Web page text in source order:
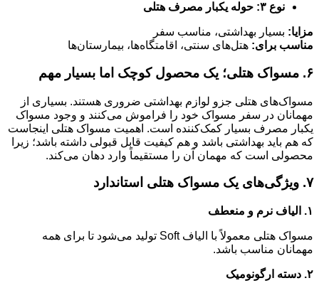
نوع ۳: حوله یکبار مصرف هتلی
مزایا: بسیار بهداشتی، مناسب سفر
مناسب برای: هتل‌های سنتی، اقامتگاه‌ها، بیمارستان‌ها
۶. مسواک هتلی؛ یک محصول کوچک اما بسیار مهم
مسواک‌های هتلی جزو لوازم بهداشتی ضروری هستند. بسیاری از
مهمانان در سفر مسواک خود را فراموش می‌کنند و وجود مسواک
یکبار مصرف بسیار کمک‌کننده است. اهمیت مسواک هتلی اینجاست
که هم باید بهداشتی باشد و هم کیفیت قابل قبولی داشته باشد؛ زیرا
محصولی است که مهمان آن را مستقیماً وارد دهان می‌کند.
۷. ویژگی‌های یک مسواک هتلی استاندارد
۱. الیاف نرم و منعطف
مسواک هتلی معمولاً با الیاف Soft تولید می‌شود تا برای همه
مهمانان مناسب باشد.
۲. دسته ارگونومیک